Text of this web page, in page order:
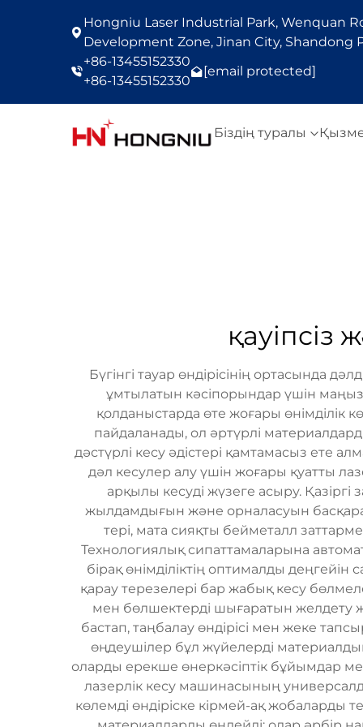
Hongniu Laser Industrial Park, Wenquan
Development Zone, Jinan City, Shandong
+86-13455152330
+86-13455152330
[email protected]
Біздің туралы
қауіпсіз
Бүгінгі тауар өндірісінің ортасында
ұмтылатын кәсіпорындар үшін
қолданыстарда өте жоғары өнімділік
пайдаланады, ол әртүрлі
дәстүрлі кесу әдістері қамтамасыз ете
дәл кесулер алу үшін жоғары қуатты
арқылы кесуді жүзеге асыру. Қазіргі
жылдамдығын және орналасуын
тері, мата сияқты бейметалл
Технологиялық сипаттамаларына
бірақ өнімділіктің оптималды
қарау терезелері бар жабық кесу
мен бөлшектерді шығаратын желдету
бастап, таңбалау өндірісі мен жеке
өңдеушілер бұл жүйелерді
оларды ерекше өнеркәсіптік бұйымдар
лазерлік кесу машинасының
көлемді өндіріске кірмей-ақ жобаларды